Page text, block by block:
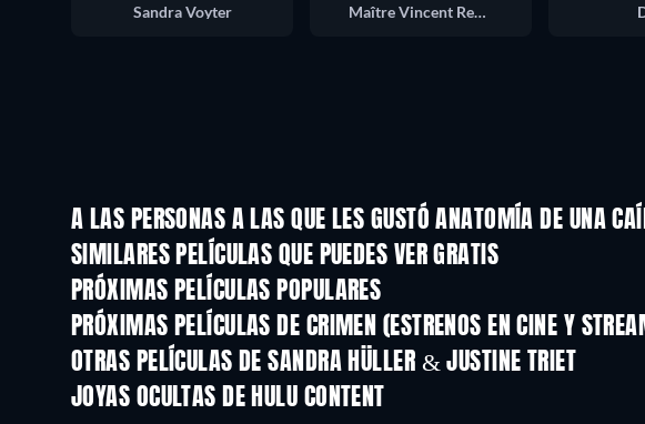
Sandra Voyter
Maître Vincent Renzi
A LAS PERSONAS A LAS QUE LES GUSTÓ ANATOMÍA DE UNA
SIMILARES PELÍCULAS QUE PUEDES VER GRATIS
PRÓXIMAS PELÍCULAS POPULARES
PRÓXIMAS PELÍCULAS DE CRIMEN (ESTRENOS EN CINE Y
OTRAS PELÍCULAS DE SANDRA HÜLLER & JUSTINE TRIET
JOYAS OCULTAS DE HULU CONTENT